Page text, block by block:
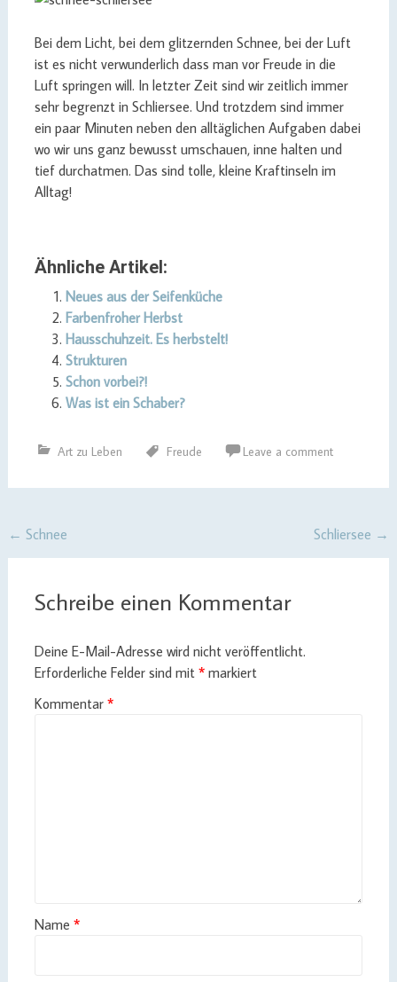
Bei dem Licht, bei dem glitzernden Schnee, bei der Luft
ist es nicht verwunderlich dass man vor Freude in die
Luft springen will. In letzter Zeit sind wir zeitlich immer
sehr begrenzt in Schliersee. Und trotzdem sind immer
ein paar Minuten neben den alltäglichen Aufgaben dabei
wo wir uns ganz bewusst umschauen, inne halten und
tief durchatmen. Das sind tolle, kleine Kraftinseln im
Alltag!
Ähnliche Artikel:
Neues aus der Seifenküche
Farbenfroher Herbst
Hausschuhzeit. Es herbstelt!
Strukturen
Schon vorbei?!
Was ist ein Schaber?
Art zu Leben Freude Leave a comment
Post
← Schnee Schliersee →
Schreibe einen Kommentar
Deine E-Mail-Adresse wird nicht veröffentlicht.
Erforderliche Felder sind mit *markiert
Kommentar *
Name *